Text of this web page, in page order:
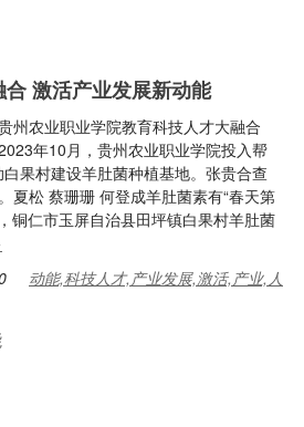
激活产业发展新动能
州农业职业学院教育科技人才大融合
年10月，贵州农业职业学院投入帮
果村建设羊肚菌种植基地。张贵合查
夏松 蔡珊珊 何登成羊肚菌素有“春天第
铜仁市玉屏自治县田坪镇白果村羊肚菌
动能,科技人才,产业发展,激活,产业,人